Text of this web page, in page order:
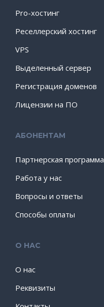
Pro-хостинг
Реселлерский хостинг
VPS
Выделенный сервер
Регистрация доменов
Лицензии на ПО
АБОНЕНТАМ
Партнерская программа
Работа у нас
Вопросы и ответы
Способы оплаты
О НАС
О нас
Реквизиты